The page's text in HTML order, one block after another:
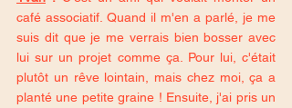
café associatif. Quand il m'en a parlé, je me
suis dit que je me verrais bien bosser avec
lui sur un projet comme ça. Pour lui, c'était
plutôt un rêve lointain, mais chez moi, ça a
planté une petite graine ! Ensuite, j'ai pris un